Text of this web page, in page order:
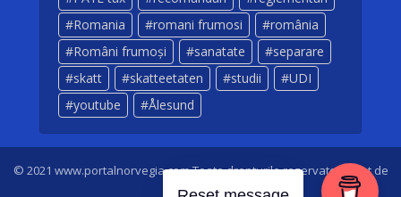
Romania
romani frumosi
românia
Români frumoși
sanatate
separare
skatt
skatteetaten studii
UDI
youtube
Ålesund
© 2021 www.portalnorvegia.com Toate drepturile rezervate. Creat de
Dan Sarbei